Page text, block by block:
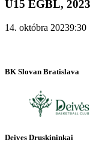
U15 EGBL,
14. októbra 20239:30
BK Slovan Bratislava
Deives Druskininkai